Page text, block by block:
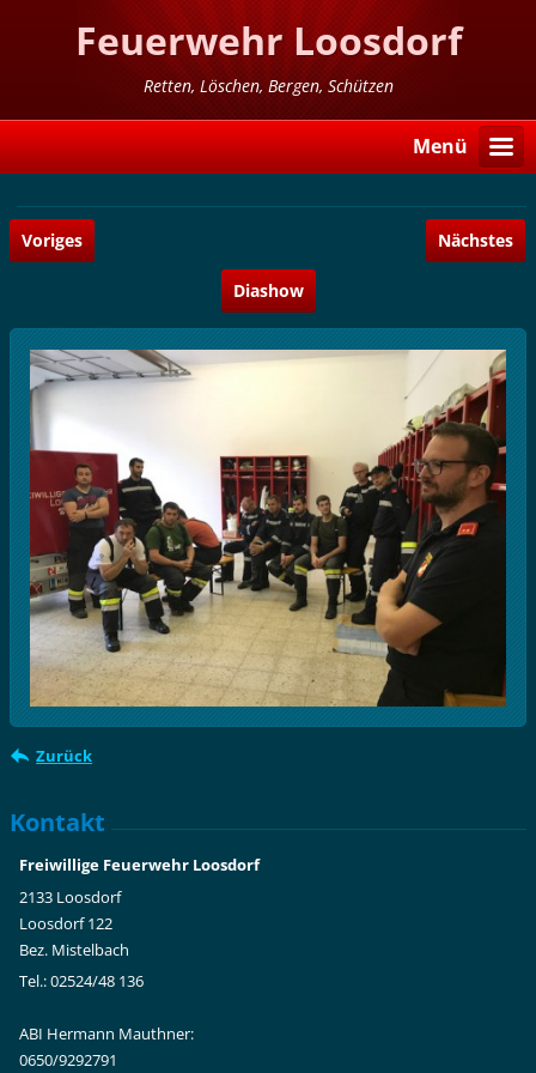
Feuerwehr Loosdorf
Retten, Löschen, Bergen, Schützen
Menü
Voriges Nächstes
Diashow
Zurück
Kontakt
Freiwillige Feuerwehr Loosdorf
2133 Loosdorf
Loosdorf 122
Bez. Mistelbach
Tel.: 02524/48 136
ABI Hermann Mauthner:
0650/9292791